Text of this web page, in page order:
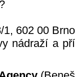
602 00
nádraží a